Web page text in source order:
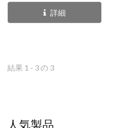
なメランジュの美学を提供
します。この素材は、冷
ドすることができ、また
た視覚的魅力を生み出すこ
詳細
結果 1 - 3 の 3